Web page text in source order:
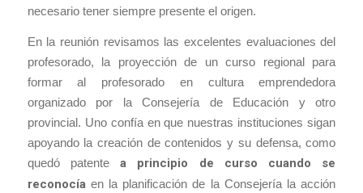
necesario tener siempre presente el origen.
En la reunión revisamos las excelentes evaluaciones del
profesorado, la proyección de un curso regional para
formar al profesorado en cultura emprendedora
organizado por la Consejería de Educación y otro
provincial. Uno confía en que nuestras instituciones sigan
apoyando la creación de contenidos y su defensa, como
quedó patentea principio de curso cuando se
reconocía en la planificación de la Consejería la acción